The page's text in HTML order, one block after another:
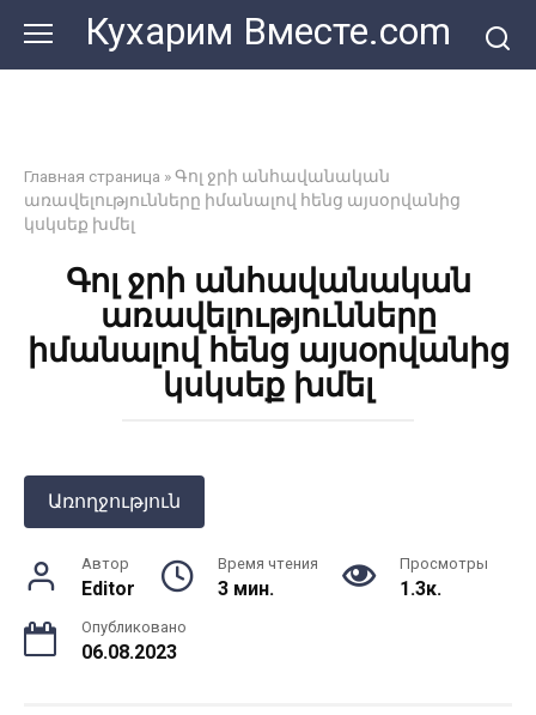
контенту
Кухарим Вместе.com
Главная страница »Գոլ ջրի անհավանական
առավելությունները իմանալով հենց այսօրվանից
կսկսեք խմել
Գոլ ջրի անհավանական
առավելությունները
իմանալով հենց այսօրվանից
կսկսեք խմել
Առողջություն
Автор
Editor
Время чтения
3 мин.
Просмотры
1.3к.
Опубликовано
06.08.2023